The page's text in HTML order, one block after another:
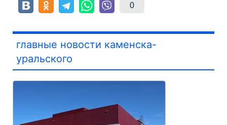
0
главные новости каменска-
уральского